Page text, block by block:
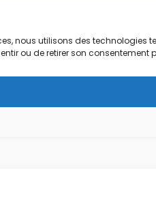
nous utilisons des
ou de retirer son